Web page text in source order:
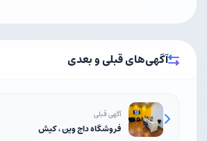
آگهی‌های قبلی و بعدی
آگهی قبلی
فروشگاه داج وین ، کیش